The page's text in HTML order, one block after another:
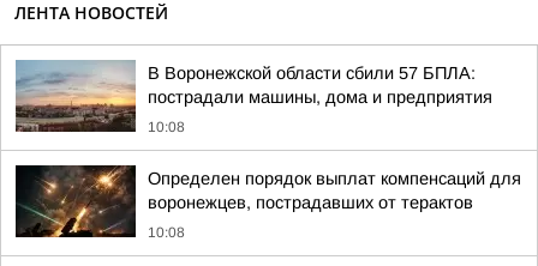
ЛЕНТА НОВОСТЕЙ
В Воронежской области сбили 57 БПЛА:
пострадали машины, дома и предприятия
10:08
Определен порядок выплат компенсаций для
воронежцев, пострадавших от терактов
10:08